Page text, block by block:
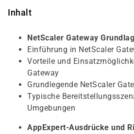
Inhalt
NetScaler Gateway
Einführung in NetScaler
Vorteile und
Gateway
Grundlegende NetScaler
Typische
Umgebungen
AppExpert-Ausdrücke und